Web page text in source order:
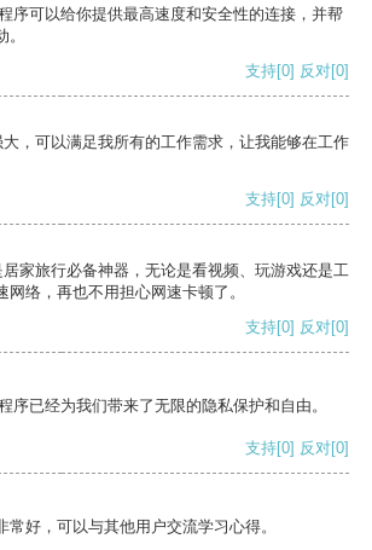
序可以给你提供最高速度和安全性的连接，并帮
支持[0] 反对[0]
，可以满足我所有的工作需求，让我能够在工作
支持[0] 反对[0]
家旅行必备神器，无论是看视频、玩游戏还是工
络，再也不用担心网速卡顿了。
支持[0] 反对[0]
序已经为我们带来了无限的隐私保护和自由。
支持[0] 反对[0]
常好，可以与其他用户交流学习心得。